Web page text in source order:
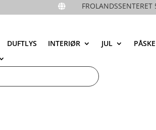

DUFTLYS INTERIØR JUL PÅSKE